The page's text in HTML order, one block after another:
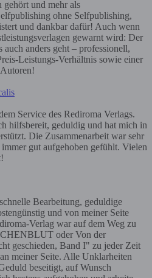
und mehr als
ohne Selfpublishing,
und dankbar dafür! Auch wenn
gewarnt wird: Der
auch anders geht – professionell,
Leistungs-Verhältnis sowie einer
Service des Rediroma Verlags.
hilfsbereit, geduldig und hat mich in
Die Zusammenarbeit war sehr
gut aufgehoben gefühlt. Vielen
Bearbeitung, geduldige
und von meiner Seite
Verlag war auf dem Weg zu
oder Von der
geschieden, Band I" zu jeder Zeit
meiner Seite. Alle Unklarheiten
beseitigt, auf Wunsch